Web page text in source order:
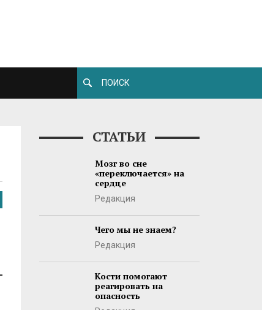
СТАТЬИ
Мозг во сне
«переключается» на
сердце
Редакция
Чего мы не знаем?
Редакция
Кости помогают
реагировать на
опасность